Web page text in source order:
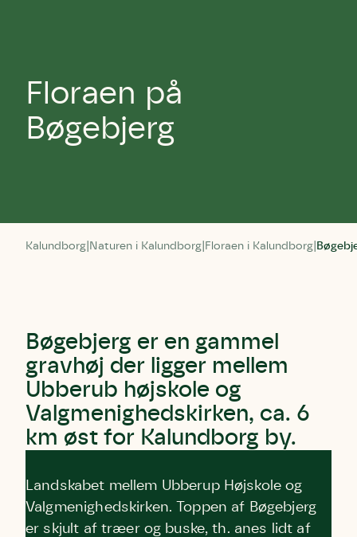
Floraen på
Bøgebjerg
Kalundborg Naturen i Kalundborg Floraen i Kalundborg
Bøgebjerg er en gammel
gravhøj der ligger mellem
Ubberub højskole og
Valgmenighedskirken, ca. 6
km øst for Kalundborg by.
Landskabet mellem Ubberup Højskole og
Valgmenighedskirken. Toppen af Bøgebjerg
er skjult af træer og buske, th. anes lidt af